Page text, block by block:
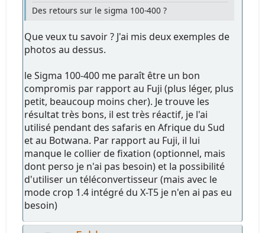
Des retours sur le sigma 100-400 ?
Que veux tu savoir ? J'ai mis deux exemples de
photos au dessus.
le Sigma 100-400 me paraît être un bon
compromis par rapport au Fuji (plus léger, plus
petit, beaucoup moins cher). Je trouve les
résultat très bons, il est très réactif, je l'ai
utilisé pendant des safaris en Afrique du Sud
et au Botwana. Par rapport au Fuji, il lui
manque le collier de fixation (optionnel, mais
dont perso je n'ai pas besoin) et la possibilité
d'utiliser un téléconvertisseur (mais avec le
mode crop 1.4 intégré du X-T5 je n'en ai pas eu
besoin)